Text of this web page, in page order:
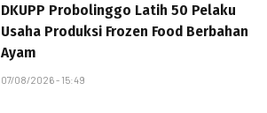
DKUPP Probolinggo Latih 50 Pelaku
Usaha Produksi Frozen Food Berbahan
Ayam
07/08/2026 - 15:49